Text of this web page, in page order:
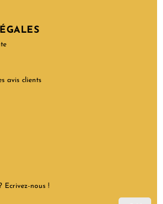
avis clients
Ecrivez-nous !